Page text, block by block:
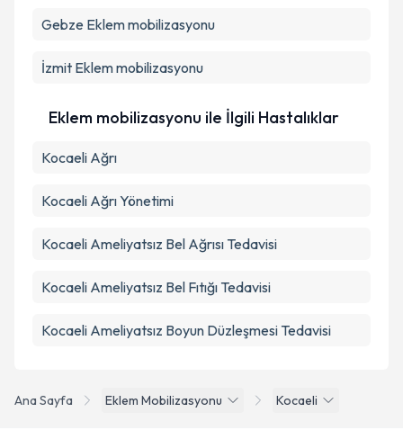
Ana Sayfa Eklem Mobilizasyonu Kocaeli
Gebze Eklem mobilizasyonu
İzmit Eklem mobilizasyonu
Eklem mobilizasyonu ile İlgili Hastalıklar
Kocaeli Ağrı
Kocaeli Ağrı Yönetimi
Kocaeli Ameliyatsız Bel Ağrısı Tedavisi
Kocaeli Ameliyatsız Bel Fıtığı Tedavisi
Kocaeli Ameliyatsız Boyun Düzleşmesi Tedavisi